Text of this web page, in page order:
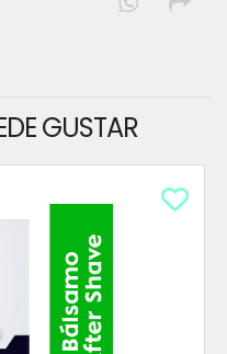
GUSTAR